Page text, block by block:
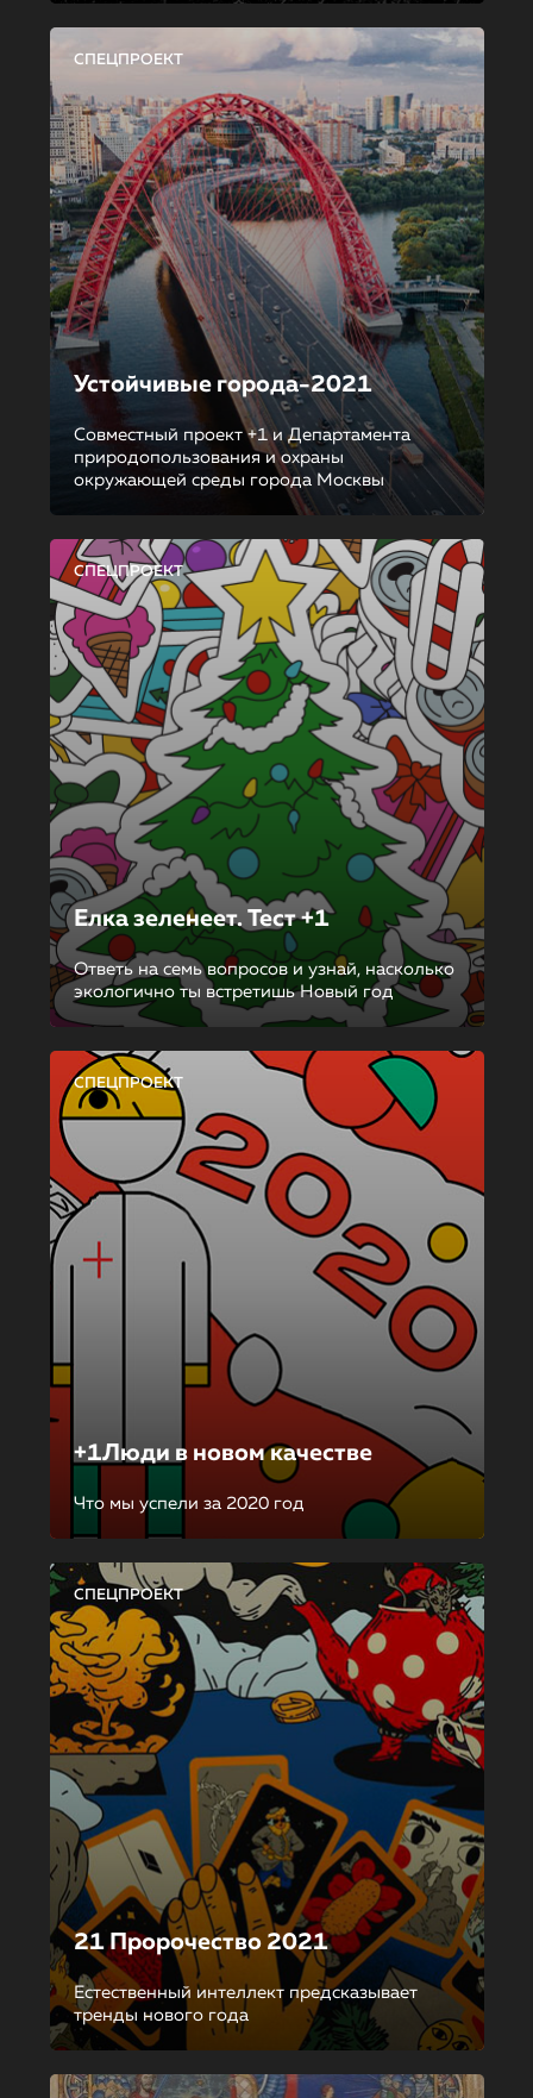
СПЕЦПРОЕКТ
Устойчивые города-2021
Совместный проект +1 и Департамента
природопользования и охраны
окружающей среды города Москвы
СПЕЦПРОЕКТ
Елка зеленеет. Тест +1
Ответь на семь вопросов и узнай, насколько
экологично ты встретишь Новый год
СПЕЦПРОЕКТ
+1Люди в новом качестве
Что мы успели за 2020 год
СПЕЦПРОЕКТ
21 Пророчество 2021
Естественный интеллект предсказывает
тренды нового года